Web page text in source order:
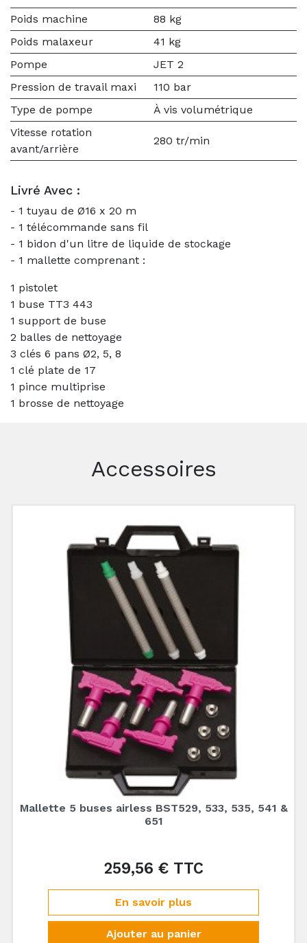
Poids machine
88 kg
Poids malaxeur
41 kg
Pompe
JET 2
Pression de travail maxi
110 bar
Type de pompe
À vis volumétrique
Vitesse rotation
avant/arrière
280 tr/min
Livré Avec :
- 1 tuyau de Ø16 x 20 m
- 1 télécommande sans fil
- 1 bidon d'un litre de liquide de stockage
- 1 mallette comprenant :
1 pistolet
1 buse TT3 443
1 support de buse
2 balles de nettoyage
3 clés 6 pans Ø2, 5, 8
1 clé plate de 17
1 pince multiprise
1 brosse de nettoyage
Accessoires
Mallette 5 buses airless BST529, 533, 535, 541 &
651
259,56 € TTCPrix
En savoir plus
Ajouter au panier